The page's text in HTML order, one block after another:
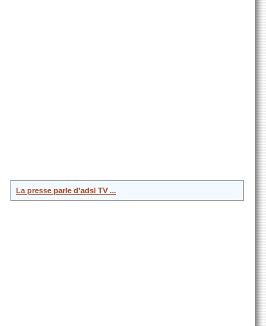
La presse parle d'adsl TV ...